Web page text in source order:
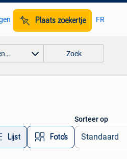
Plaats zoekertje FR
Zoek
Lijst Foto’s
Sorteer op